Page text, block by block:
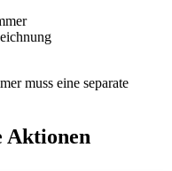
muss eine separate
Aktionen